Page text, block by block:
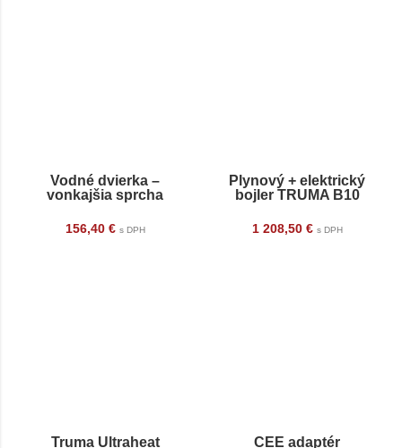
Vodné dvierka –
vonkajšia sprcha
156,40 € s DPH
Plynový + elektrický
bojler TRUMA B10
1 208,50 € s DPH
Truma Ultraheat CEE adaptér